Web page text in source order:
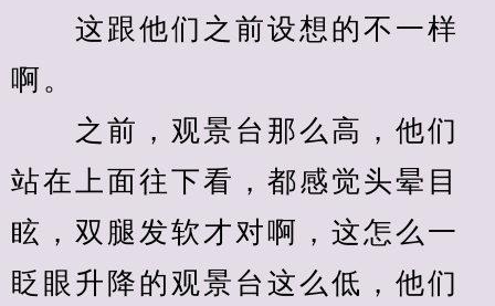
这跟他们之前设想的不一样
啊。
之前，观景台那么高，他们
站在上面往下看，都感觉头晕目
眩，双腿发软才对啊，这怎么一
眨眼升降的观景台这么低，他们